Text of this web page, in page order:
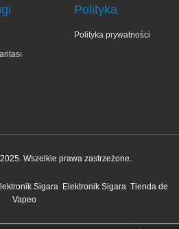
Polityka
Polityka prywatności
Wszelkie prawa zastrzeżone.
Sigara Elektronik Sigara Tienda de
Vapeo
kupiony